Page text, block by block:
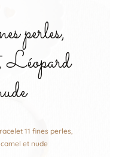
perles,
Léopard
11 fines perles,
et nude